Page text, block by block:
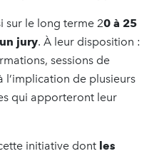
sur le long terme 20 à 25
jury. À leur disposition :
sessions de
de plusieurs
qui apporteront leur
initiative dont les